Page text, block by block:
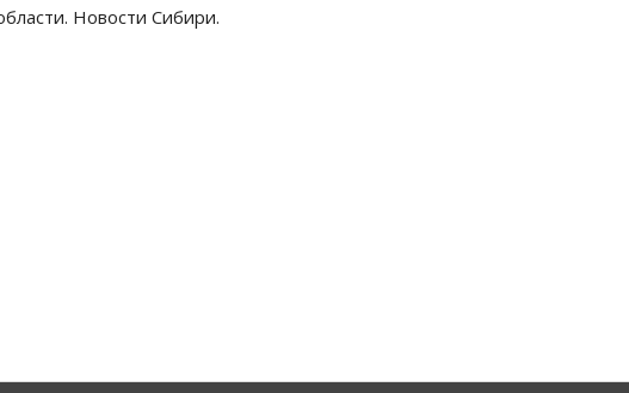
Новости Сибири.